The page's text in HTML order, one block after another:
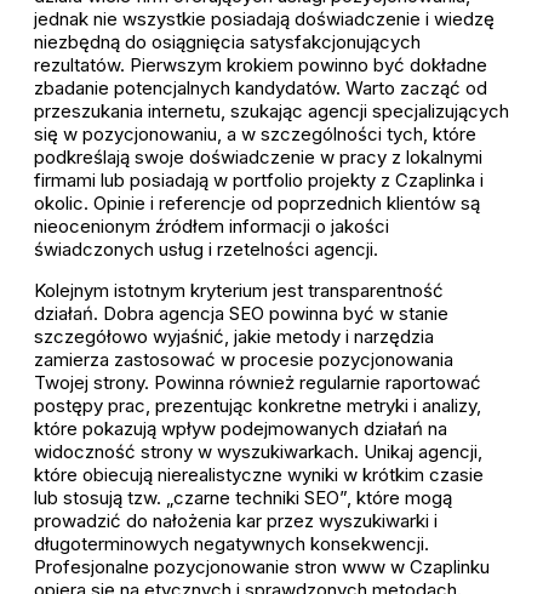
jednak nie wszystkie posiadają doświadczenie i wiedzę
niezbędną do osiągnięcia satysfakcjonujących
rezultatów. Pierwszym krokiem powinno być dokładne
zbadanie potencjalnych kandydatów. Warto zacząć od
przeszukania internetu, szukając agencji specjalizujących
się w pozycjonowaniu, a w szczególności tych, które
podkreślają swoje doświadczenie w pracy z lokalnymi
firmami lub posiadają w portfolio projekty z Czaplinka i
okolic. Opinie i referencje od poprzednich klientów są
nieocenionym źródłem informacji o jakości
świadczonych usług i rzetelności agencji.
Kolejnym istotnym kryterium jest transparentność
działań. Dobra agencja SEO powinna być w stanie
szczegółowo wyjaśnić, jakie metody i narzędzia
zamierza zastosować w procesie pozycjonowania
Twojej strony. Powinna również regularnie raportować
postępy prac, prezentując konkretne metryki i analizy,
które pokazują wpływ podejmowanych działań na
widoczność strony w wyszukiwarkach. Unikaj agencji,
które obiecują nierealistyczne wyniki w krótkim czasie
lub stosują tzw. „czarne techniki SEO”, które mogą
prowadzić do nałożenia kar przez wyszukiwarki i
długoterminowych negatywnych konsekwencji.
Profesjonalne pozycjonowanie stron www w Czaplinku